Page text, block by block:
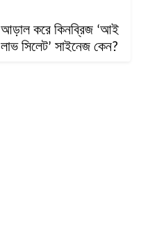
আড়াল করে কিনব্রিজ ‘আই
লাভ সিলেট’ সাইনেজ কেন?